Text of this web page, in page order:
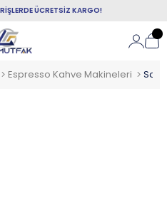
ÜCRETSİZ KARGO!
Espresso Kahve Makineleri